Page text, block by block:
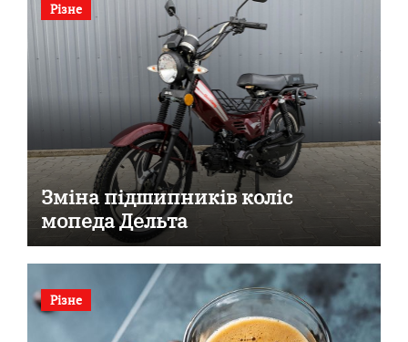
Різне
Зміна підшипників коліс
мопеда Дельта
Різне